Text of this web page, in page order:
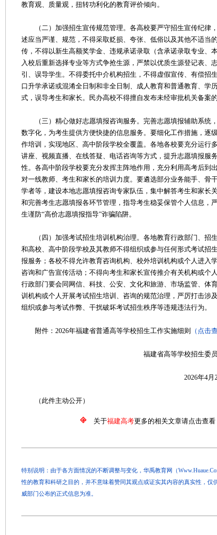
教育观、质量观，扭转功利化的教育评价倾向。
（二）加强招生宣传规范管理。各高校要严守招生宣传纪律
述应当严谨、规范，不得采取贬损、夸张、低俗以及其他不适当
传，不得以新生高额奖学金、违规承诺录取（含承诺录取专业、
入校后重新选择专业等方式争抢生源，严禁以优质生源登记表、
引、误导学生。不得委托中介机构招生，不得虚假宣传、有偿招
口升学承诺或混淆全日制和非全日制、成人教育和普通教育、学
式，误导考生和家长。民办高校不得擅自发布未经审批机关备案
（三）精心做好志愿填报咨询服务。完善志愿填报辅助系统
数字化，为考生提供方便快捷的信息服务。要细化工作措施，逐
作培训，实现地区、高中阶段学校全覆盖。各地各校要充分运行
讲座、视频直播、在线答疑、电话咨询等方式，提升志愿填报服
性。各高中阶段学校要充分发挥主阵地作用，充分利用高考后到
对一线教师、考生和家长的培训力度。要遴选部分业务能手、骨
学者等，建设本地志愿填报咨询专家队伍，集中解答考生和家长
和完善考生志愿填报各环节管理，指导考生稳妥保管个人信息，
生谨防“高价志愿填报指导”诈骗陷阱。
（四）加强考试招生培训机构治理。各地教育行政部门、招
和高校、高中阶段学校及其教师不得组织或参与任何形式考试招
报服务；各校不得允许教育咨询机构、校外培训机构或个人进入
咨询和广告宣传活动；不得向考生和家长宣传推介有关机构或个
行政部门要会同网信、科技、公安、文化和旅游、市场监管、体
训机构或个人开展考试招生培训、咨询的规范治理，严厉打击涉
组织或参与考试作弊、干扰破坏考试招生秩序等违规违法行为。
附件：2026年福建省普通高等学校招生工作实施细则 （点击
福建省高等学校招生委员会 福
2026年4月27
（此件主动公开）
关于福建高考更多的相关文章请点击查看
特别说明：由于各方面情况的不断调整与变化，华禹教育网（
性的教育和科研之目的，并不意味着赞同其观点或证实其内容的真实性，仅
威部门公布的正式信息为准。